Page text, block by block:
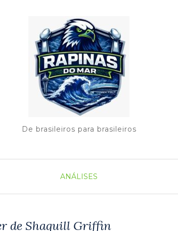
De brasileiros para brasileiros
ANÁLISES
de Shaquill Griffin